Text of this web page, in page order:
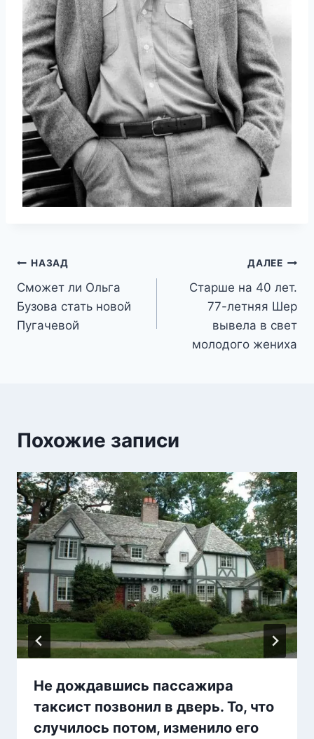
Навигация
по
записям
НАЗАД
Сможет ли Ольга
Бузова стать новой
Пугачевой
ДАЛЕЕ
Старше на 40 лет.
77-летняя Шер
вывела в свет
молодого жениха
Похожие записи
Не дождавшись пассажира
таксист позвонил в дверь. То, что
случилось потом, изменило его